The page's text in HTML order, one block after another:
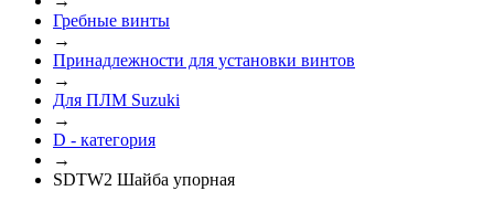
Гребные винты
→
Принадлежности для установки винтов
→
Для ПЛМ Suzuki
→
D - категория
→
SDTW2 Шайба упорная